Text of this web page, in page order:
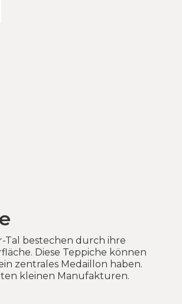
Tal bestechen durch ihre
Diese Teppiche können
zentrales Medaillon haben.
kleinen Manufakturen.